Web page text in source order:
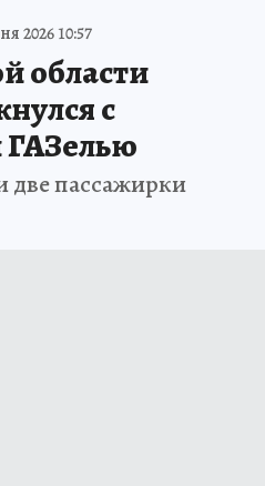
2026 10:57
области
с
две пассажирки